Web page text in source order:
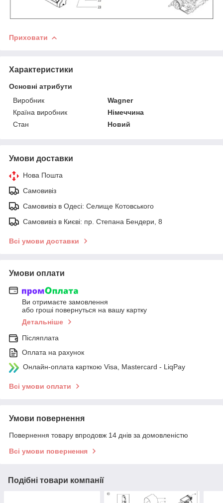
Приховати
Характеристики
Основні атрибути
Виробник
Wagner
Країна виробник
Німеччина
Стан
Новий
Умови доставки
Нова Пошта
Самовивіз
Самовивіз в Одесі: Селище Котовського
Самовивіз в Києві: пр. Степана Бендери, 8
Всі умови доставки
Умови оплати
Ви отримаєте замовлення
або гроші повернуться на вашу картку
Детальніше
Післяплата
Оплата на рахунок
Онлайн-оплата карткою Visa, Mastercard - LiqPay
Всі умови оплати
Умови повернення
Повернення товару впродовж 14 днів за домовленістю
Всі умови повернення
Подібні товари компанії